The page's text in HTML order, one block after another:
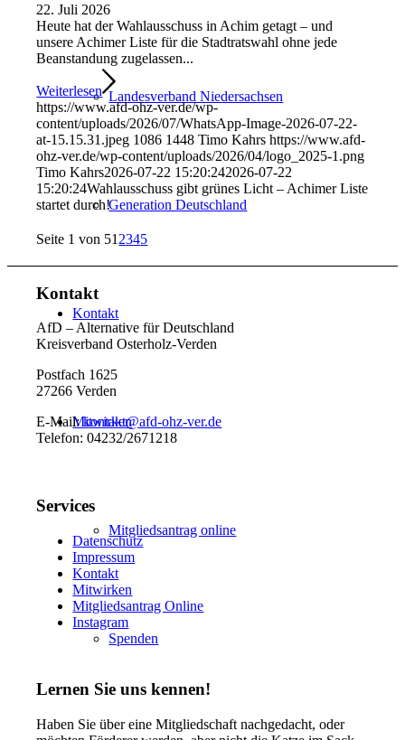
Landesverband Niedersachsen
Generation Deutschland
Kontakt
Mitwirken
Mitgliedsantrag online
Spenden
22. Juli 2026
Heute hat der Wahlausschuss in Achim getagt – und
unsere Achimer Liste für die Stadtratswahl ohne jede
Beanstandung zugelassen...
Weiterlesen
https://www.afd-ohz-ver.de/wp-
content/uploads/2026/07/WhatsApp-Image-2026-07-22-
at-15.15.31.jpeg 1086 1448 Timo Kahrs https://www.afd-
ohz-ver.de/wp-content/uploads/2026/04/logo_2025-1.png
Timo Kahrs2026-07-22 15:20:242026-07-22
15:20:24Wahlausschuss gibt grünes Licht – Achimer Liste
startet durch!
Seite 1 von 51 2345
Kontakt
AfD – Alternative für Deutschland
Kreisverband Osterholz-Verden
Postfach 1625
27266 Verden
E-Mail:kontakt@afd-ohz-ver.de
Telefon: 04232/2671218
Services
Datenschutz
Impressum
Kontakt
Mitwirken
Mitgliedsantrag Online
Instagram
Lernen Sie uns kennen!
Haben Sie über eine Mitgliedschaft nachgedacht, oder